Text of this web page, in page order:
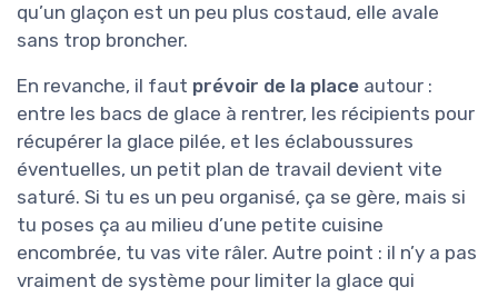
qu’un glaçon est un peu plus costaud, elle avale
sans trop broncher.
En revanche, il faut prévoir de la place autour :
entre les bacs de glace à rentrer, les récipients pour
récupérer la glace pilée, et les éclaboussures
éventuelles, un petit plan de travail devient vite
saturé. Si tu es un peu organisé, ça se gère, mais si
tu poses ça au milieu d’une petite cuisine
encombrée, tu vas vite râler. Autre point : il n’y a pas
vraiment de système pour limiter la glace qui